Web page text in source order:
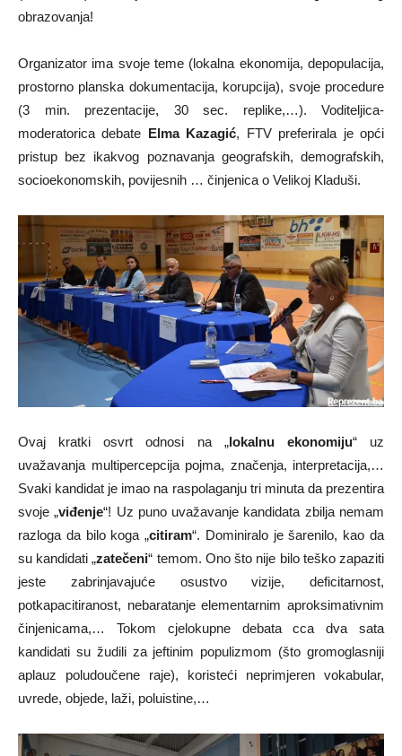
obrazovanja!
Organizator ima svoje teme (lokalna ekonomija, depopulacija,
prostorno planska dokumentacija, korupcija), svoje procedure
(3 min. prezentacije, 30 sec. replike,…). Voditeljica-
moderatorica debate Elma Kazagić, FTV preferirala je opći
pristup bez ikakvog poznavanja geografskih, demografskih,
socioekonomskih, povijesnih … činjenica o Velikoj Kladuši.
Ovaj kratki osvrt odnosi na „lokalnu ekonomiju“ uz
uvažavanja multipercepcija pojma, značenja, interpretacija,…
Svaki kandidat je imao na raspolaganju tri minuta da prezentira
svoje „viđenje“! Uz puno uvažavanje kandidata zbilja nemam
razloga da bilo koga „citiram“. Dominiralo je šarenilo, kao da
su kandidati „zatečeni“ temom. Ono što nije bilo teško zapaziti
jeste zabrinjavajuće osustvo vizije, deficitarnost,
potkapacitiranost, nebaratanje elementarnim aproksimativnim
činjenicama,… Tokom cjelokupne debata cca dva sata
kandidati su žudili za jeftinim populizmom (što gromoglasniji
aplauz poludoučene raje), koristeći neprimjeren vokabular,
uvrede, objede, laži, poluistine,…